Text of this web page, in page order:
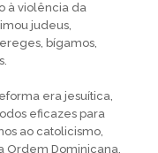
à violência da
judeus,
bígamos,
era jesuítica,
eficazes para
ao catolicismo,
Ordem Dominicana.